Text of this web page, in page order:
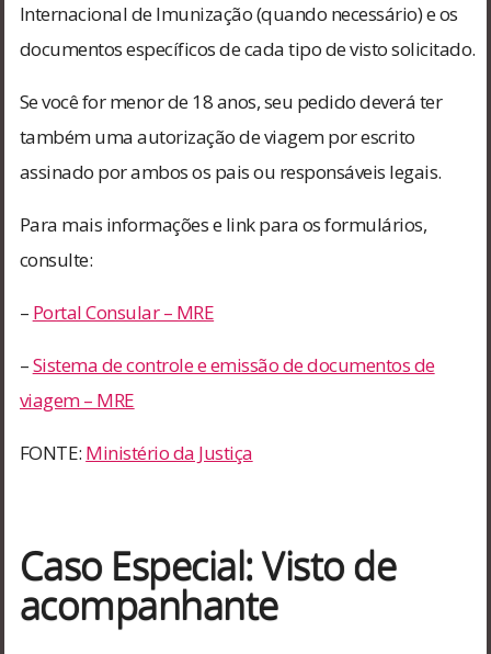
Internacional de Imunização (quando necessário) e os
documentos específicos de cada tipo de visto solicitado.
Se você for menor de 18 anos, seu pedido deverá ter
também uma autorização de viagem por escrito
assinado por ambos os pais ou responsáveis legais.
Para mais informações e link para os formulários,
consulte:
– Portal Consular – MRE
–Sistema de controle e emissão de documentos de
viagem – MRE
FONTE: Ministério da Justiça
Caso Especial: Visto de
acompanhante